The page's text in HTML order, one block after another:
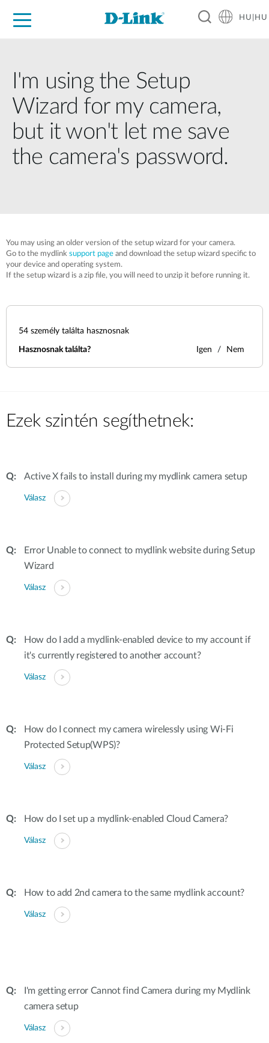
HU|HU
I'm using the Setup
Wizard for my camera,
but it won't let me save
the camera's password.
You may using an older version of the setup wizard for your camera.
Go to the mydlink support page and download the setup wizard specific to
your device and operating system.
If the setup wizard is a zip file, you will need to unzip it before running it.
54 személy találta hasznosnak
Hasznosnak találta? Igen Nem
Ezek szintén segíthetnek:
Active X fails to install during my mydlink camera setup
Válasz
Error Unable to connect to mydlink website during Setup
Wizard
Válasz
How do I add a mydlink-enabled device to my account if
it's currently registered to another account?
Válasz
How do I connect my camera wirelessly using Wi-Fi
Protected Setup(WPS)?
Válasz
How do I set up a mydlink-enabled Cloud Camera?
Válasz
How to add 2nd camera to the same mydlink account?
Válasz
I'm getting error Cannot find Camera during my Mydlink
camera setup
Válasz